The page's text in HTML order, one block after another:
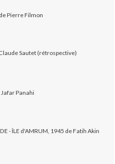
Pierre Filmon
Sautet (rétrospective)
Jafar Panahi
- ÎLE d'AMRUM, 1945 de Fatih Akin